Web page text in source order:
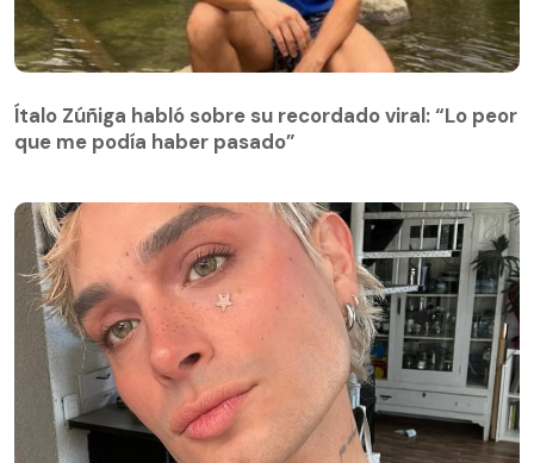
Ítalo Zúñiga habló sobre su recordado viral: “Lo peor
que me podía haber pasado”